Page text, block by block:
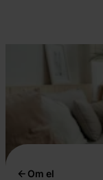
Om el